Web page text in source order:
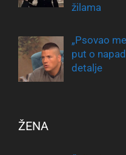
žilama
„Psovao
put o
detalje
ŽENA